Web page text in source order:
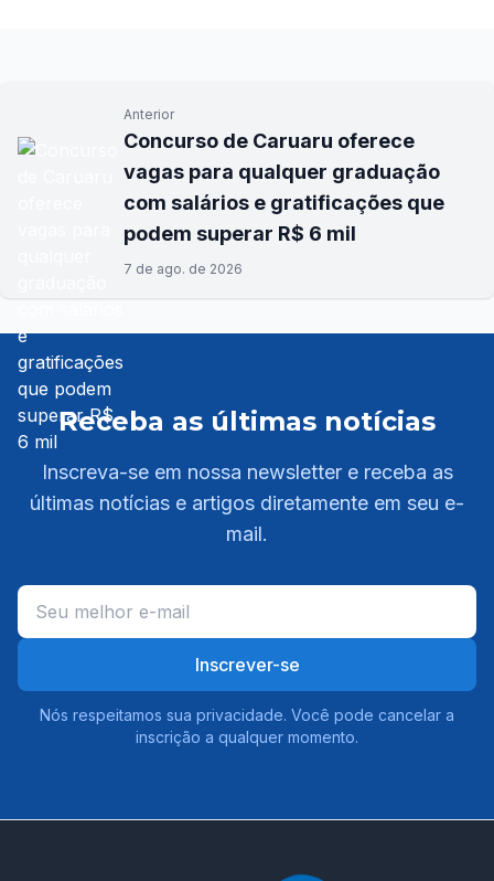
Anterior
Concurso de Caruaru oferece
vagas para qualquer graduação
com salários e gratificações que
podem superar R$ 6 mil
7 de ago. de 2026
Receba as últimas notícias
Inscreva-se em nossa newsletter e receba as
últimas notícias e artigos diretamente em seu e-
mail.
Inscrever-se
Nós respeitamos sua privacidade. Você pode cancelar a
inscrição a qualquer momento.